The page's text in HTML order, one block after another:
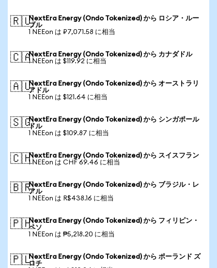
🇷🇺NextEra Energy (Ondo Tokenized) から ロシア・ルー
ブル
1 NEEon は ₽7,071.58 に相当
🇨🇦NextEra Energy (Ondo Tokenized) から カナダドル
1 NEEon は $119.92 に相当
🇦🇺NextEra Energy (Ondo Tokenized) から オーストラリ
アドル
1 NEEon は $121.64 に相当
🇸🇬NextEra Energy (Ondo Tokenized) から シンガポール
ドル
1 NEEon は $109.87 に相当
🇨🇭NextEra Energy (Ondo Tokenized) から スイスフラン
1 NEEon は CHF 69.46 に相当
🇧🇷NextEra Energy (Ondo Tokenized) から ブラジル・レ
アル
1 NEEon は R$438.16 に相当
🇵🇭NextEra Energy (Ondo Tokenized) から フィリピン・
ペソ
1 NEEon は ₱5,218.20 に相当
🇵🇱NextEra Energy (Ondo Tokenized) から ポーランド ズ
ロチ